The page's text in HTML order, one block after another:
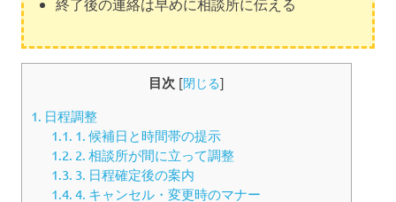
終了後の連絡は早めに相談所に伝える
目次 [閉じる]
1. 日程調整
1.1. 1. 候補日と時間帯の提示
1.2. 2. 相談所が間に立って調整
1.3. 3. 日程確定後の案内
1.4. 4. キャンセル・変更時のマナー